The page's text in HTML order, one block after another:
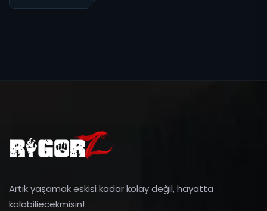
Artık yaşamak eskisi kadar kolay değil, hayatta
kalabiliecekmisin!